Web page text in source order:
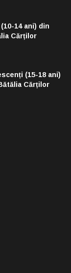
14 ani) din
Cărților
(15-18 ani)
Cărților